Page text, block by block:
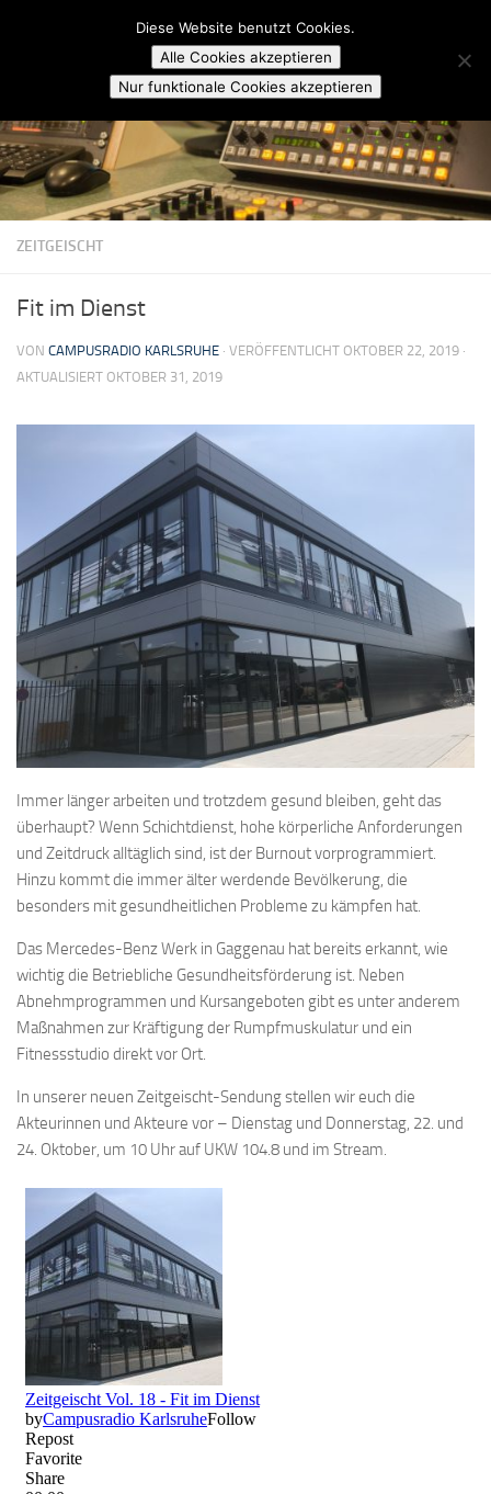
Skip to content
Campusradio Karlsruhe
ZEITGEISCHT
Fit im Dienst
VON CAMPUSRADIO KARLSRUHE · VERÖFFENTLICHT OKTOBER 22, 2019 ·
AKTUALISIERT OKTOBER 31, 2019
Immer länger arbeiten und trotzdem gesund bleiben, geht das
überhaupt? Wenn Schichtdienst, hohe körperliche Anforderungen
und Zeitdruck alltäglich sind, ist der Burnout vorprogrammiert.
Hinzu kommt die immer älter werdende Bevölkerung, die
besonders mit gesundheitlichen Probleme zu kämpfen hat.
Das Mercedes-Benz Werk in Gaggenau hat bereits erkannt, wie
wichtig die Betriebliche Gesundheitsförderung ist. Neben
Abnehmprogrammen und Kursangeboten gibt es unter anderem
Maßnahmen zur Kräftigung der Rumpfmuskulatur und ein
Fitnessstudio direkt vor Ort.
In unserer neuen Zeitgeischt-Sendung stellen wir euch die
Akteurinnen und Akteure vor – Dienstag und Donnerstag, 22. und
24. Oktober, um 10 Uhr auf UKW 104.8 und im Stream.
Diese Website benutzt Cookies.
Alle Cookies akzeptieren
Nur funktionale Cookies akzeptieren